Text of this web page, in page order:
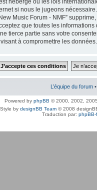
hébergé ou les lois
si nous le jugeons
Music Forum - NMF”
que toutes les
tierce partie sans votre
à compromettre les données.
L’équipe du forum •
Powered by phpBB © 2000, 2002,
Style by designBB Team © 2008
Traduction par: phpBB-